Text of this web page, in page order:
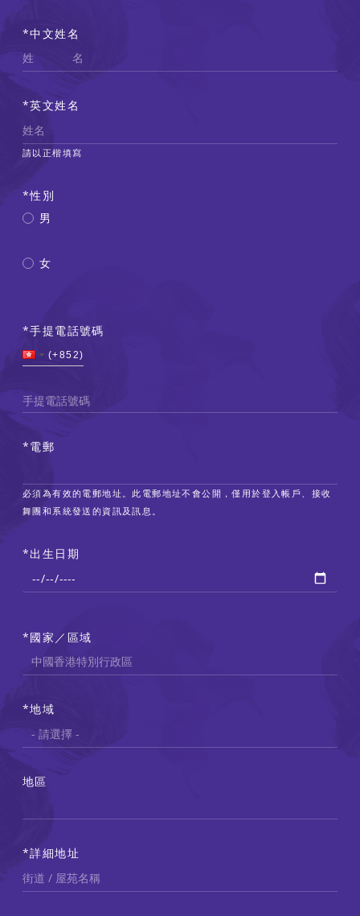
中文姓名
英文姓名
請以正楷填寫
性別
男
女
手提電話號碼
Country Code
(+852)
手提電話號碼
電郵
必須為有效的電郵地址。此電郵地址不會公開，僅用於登入帳戶、接收
舞團和系統發送的資訊及訊息。
出生日期
通
地
國家／區域
地域
地區
詳細地址